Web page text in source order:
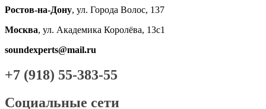
Ростов-на-Дону, ул. Города Волос, 137
Москва, ул. Академика Королёва, 13с1
soundexperts@mail.ru
+7 (918) 55-383-55
Социальные сети